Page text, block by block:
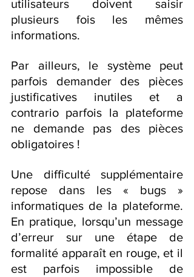
utilisateurs doivent saisir
plusieurs fois les mêmes
informations.
Par ailleurs, le système peut
parfois demander des pièces
justificatives inutiles et a
contrario parfois la plateforme
ne demande pas des pièces
obligatoires !
Une difficulté supplémentaire
repose dans les « bugs »
informatiques de la plateforme.
En pratique, lorsqu’un message
d’erreur sur une étape de
formalité apparaît en rouge, et il
est parfois impossible de